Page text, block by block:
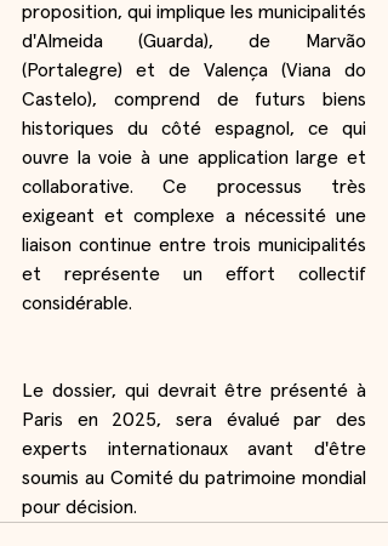
proposition, qui implique les municipalités
d'Almeida (Guarda), de Marvão
(Portalegre) et de Valença (Viana do
Castelo), comprend de futurs biens
historiques du côté espagnol, ce qui
ouvre la voie à une application large et
collaborative. Ce processus très
exigeant et complexe a nécessité une
liaison continue entre trois municipalités
et représente un effort collectif
considérable.
Le dossier, qui devrait être présenté à
Paris en 2025, sera évalué par des
experts internationaux avant d'être
soumis au Comité du patrimoine mondial
pour décision.